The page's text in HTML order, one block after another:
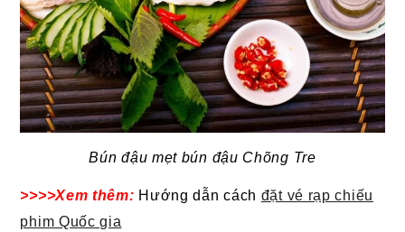
Bún đậu mẹt bún đậu Chõng Tre
>>>>Xem thêm: Hướng dẫn cách đặt vé rạp chiếu
phim Quốc gia